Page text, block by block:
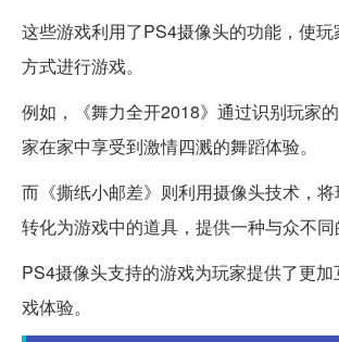
这些游戏利用了PS4摄像头的功能，使
方式进行游戏。
例如，《舞力全开2018》通过识别玩家
家在家中享受到激情四溅的舞蹈体验。
而《撕纸小邮差》则利用摄像头技术，
转化为游戏中的道具，提供一种与众不同
PS4摄像头支持的游戏为玩家提供了更
戏体验。